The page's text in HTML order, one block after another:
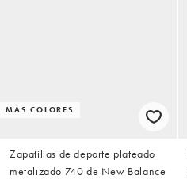
MÁS COLORES
Zapatillas de deporte plateado
metalizado 740 de New Balance